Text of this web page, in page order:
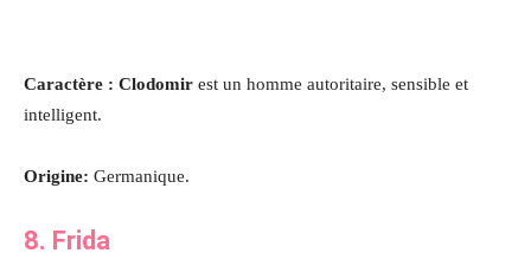
Caractère : Clodomir est un homme autoritaire, sensible et
intelligent.
Origine: Germanique.
8. Frida